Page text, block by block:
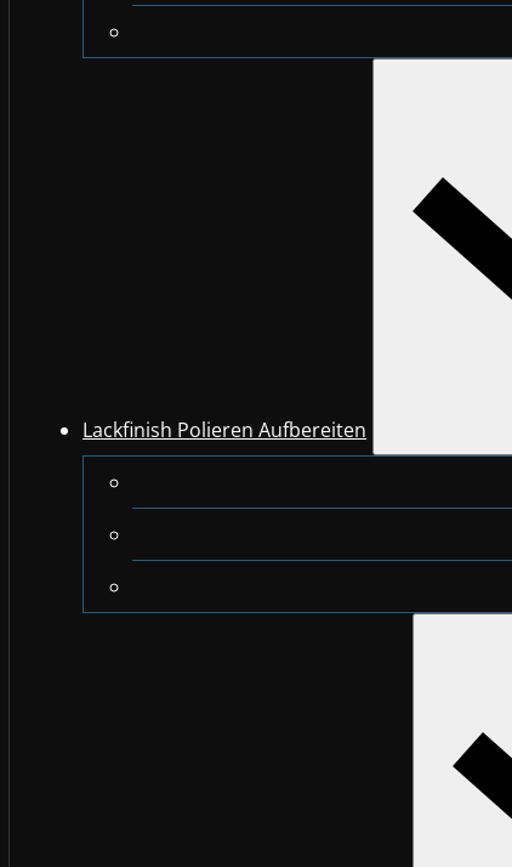
Lackfinish Polieren Aufbereiten